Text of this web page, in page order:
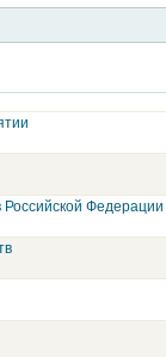
Российской Федерации